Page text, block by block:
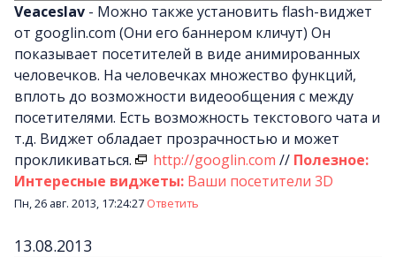
Veaceslav - Можно также установить flash-виджет
от googlin.com (Они его баннером кличут) Он
показывает посетителей в виде анимированных
человечков. На человечках множество функций,
вплоть до возможности видеообщения с между
посетителями. Есть возможность текстового чата и
т.д. Виджет обладает прозрачностью и может
прокликиваться.
http://googlin.com // Полезное:
Интересные виджеты: Ваши посетители 3D
Пн, 26 авг. 2013, 17:24:27 Ответить
13.08.2013